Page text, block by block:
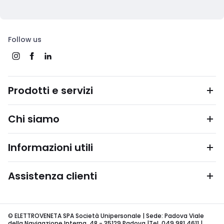
Follow us
Prodotti e servizi
Chi siamo
Informazioni utili
Assistenza clienti
© ELETTROVENETA SPA Società Unipersonale | Sede: Padova Viale